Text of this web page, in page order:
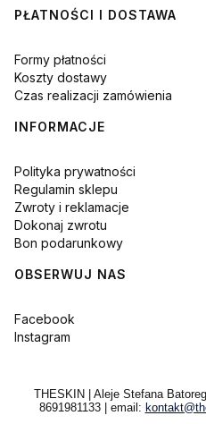
PŁATNOŚCI I DOSTAWA
Formy płatności
Koszty dostawy
Czas realizacji zamówienia
INFORMACJE
Polityka prywatności
Regulamin sklepu
Zwroty i reklamacje
Dokonaj zwrotu
Bon podarunkowy
OBSERWUJ NAS
Facebook
Instagram
THESKIN | Aleje Stefana
8691981133 | email: